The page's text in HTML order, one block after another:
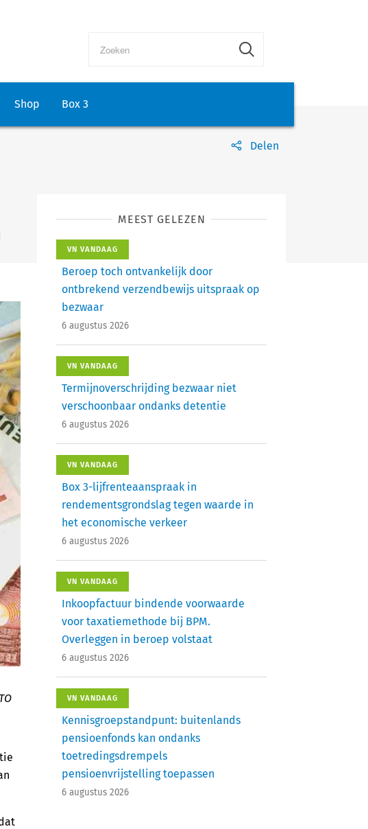
Shop Box 3
Delen
MEEST GELEZEN
VN VANDAAG
Beroep toch ontvankelijk door
ontbrekend verzendbewijs uitspraak op
bezwaar
6 augustus 2026
VN VANDAAG
Termijnoverschrijding bezwaar niet
verschoonbaar ondanks detentie
6 augustus 2026
VN VANDAAG
Box 3-lijfrenteaanspraak in
rendementsgrondslag tegen waarde in
het economische verkeer
6 augustus 2026
VN VANDAAG
Inkoopfactuur bindende voorwaarde
voor taxatiemethode bij BPM.
Overleggen in beroep volstaat
6 augustus 2026
VN VANDAAG
Kennisgroepstandpunt: buitenlands
pensioenfonds kan ondanks
toetredingsdrempels
pensioenvrijstelling toepassen
6 augustus 2026